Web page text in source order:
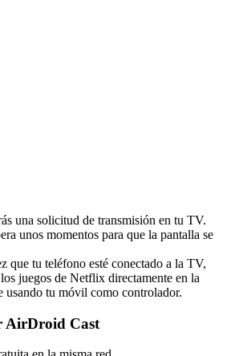
una solicitud de transmisión en tu TV.
unos momentos para que la pantalla se
que tu teléfono esté conectado a la TV,
juegos de Netflix directamente en la
usando tu móvil como controlador.
AirDroid Cast